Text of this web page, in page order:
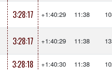
3:28:17 +1:40:29 11:38
3:28:17 +1:40:29 11:38
3:28:18 +1:40:30 11:38